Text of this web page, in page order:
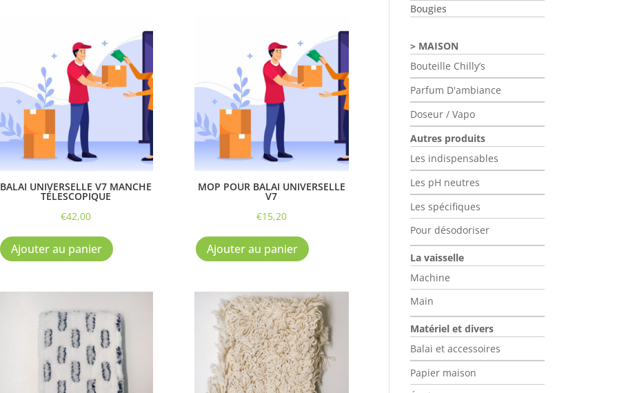
Les
options
être
choisies
sur
page
du
BALAI UNIVERSELLE V7 MANCHE
TÉLESCOPIQUE
€42,00
Ajouter au panier
MOP POUR BALAI UNIVERSELLE
V7
€15,20
Ajouter au panier
Bougies
MAISON
Bouteille Chilly’s
Parfum D'ambiance
Doseur / Vapo
Autres produits
Les indispensables
Les pH neutres
Les spécifiques
Pour désodoriser
La vaisselle
Machine
Main
Matériel et divers
Balai et accessoires
Papier maison